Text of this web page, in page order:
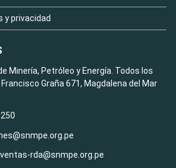
y privacidad
Minería, Petróleo y Energía. Todos los
Graña 671, Magdalena del Mar
ventas-rda@snmpe.org.pe